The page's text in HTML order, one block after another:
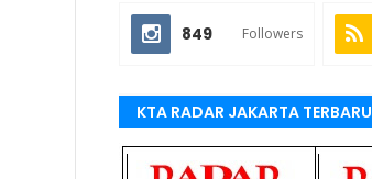
849 Followers
KTA RADAR JAKARTA TERBARU